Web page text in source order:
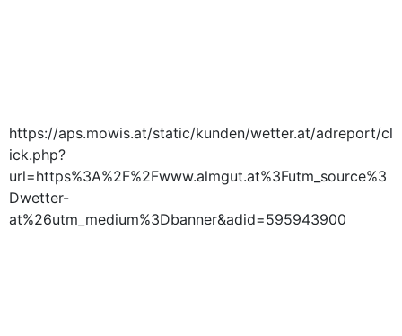
https://aps.mowis.at/static/kunden/wetter.at/adreport/cl
ick.php?
url=https%3A%2F%2Fwww.almgut.at%3Futm_source%3
Dwetter-
at%26utm_medium%3Dbanner&adid=595943900